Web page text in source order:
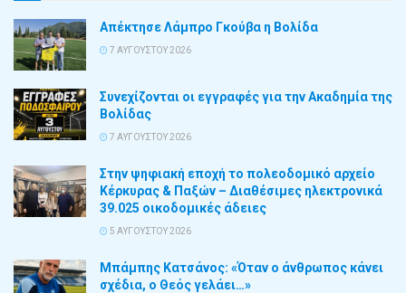
Απέκτησε Λάμπρο Γκούβα η Βολίδα
7 ΑΥΓΟΎΣΤΟΥ 2026
Συνεχίζονται οι εγγραφές για την Ακαδημία της
Βολίδας
7 ΑΥΓΟΎΣΤΟΥ 2026
Στην ψηφιακή εποχή το πολεοδομικό αρχείο
Κέρκυρας & Παξών – Διαθέσιμες ηλεκτρονικά
39.025 οικοδομικές άδειες
5 ΑΥΓΟΎΣΤΟΥ 2026
Μπάμπης Κατσάνος: «Όταν ο άνθρωπος κάνει
σχέδια, ο Θεός γελάει…»